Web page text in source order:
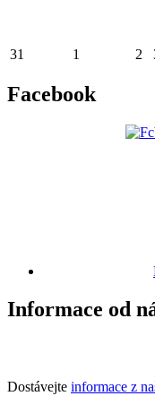
31 1 2
Facebook
Informace od
Dostávejte informace z